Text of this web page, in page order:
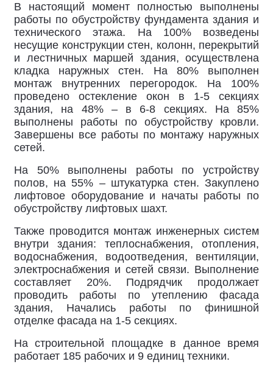
В настоящий момент полностью выполнены
работы по обустройству фундамента здания и
технического этажа. На 100% возведены
несущие конструкции стен, колонн, перекрытий
и лестничных маршей здания, осуществлена
кладка наружных стен. На 80% выполнен
монтаж внутренних перегородок. На 100%
проведено остекление окон в 1-5 секциях
здания, на 48% – в 6-8 секциях. На 85%
выполнены работы по обустройству кровли.
Завершены все работы по монтажу наружных
сетей.
На 50% выполнены работы по устройству
полов, на 55% – штукатурка стен. Закуплено
лифтовое оборудование и начаты работы по
обустройству лифтовых шахт.
Также проводится монтаж инженерных систем
внутри здания: теплоснабжения, отопления,
водоснабжения, водоотведения, вентиляции,
электроснабжения и сетей связи. Выполнение
составляет 20%. Подрядчик продолжает
проводить работы по утеплению фасада
здания, Начались работы по финишной
отделке фасада на 1-5 секциях.
На строительной площадке в данное время
работает 185 рабочих и 9 единиц техники.